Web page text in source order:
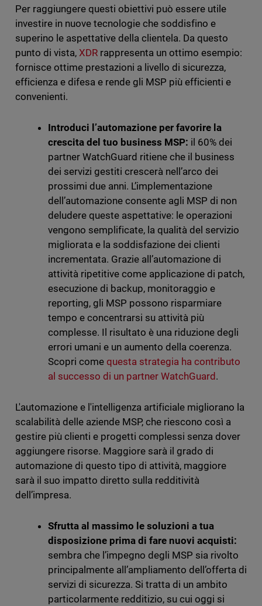
Per raggiungere questi obiettivi può essere utile
investire in nuove tecnologie che soddisfino e
superino le aspettative della clientela. Da questo
punto di vista, XDRrappresenta un ottimo esempio:
fornisce ottime prestazioni a livello di sicurezza,
efficienza e difesa e rende gli MSP più efficienti e
convenienti.
Introduci l’automazione per favorire la
crescita del tuo business MSP: il 60% dei
partner WatchGuard ritiene che il business
dei servizi gestiti crescerà nell’arco dei
prossimi due anni. L’implementazione
dell’automazione consente agli MSP di non
deludere queste aspettative: le operazioni
vengono semplificate, la qualità del servizio
migliorata e la soddisfazione dei clienti
incrementata. Grazie all’automazione di
attività ripetitive come applicazione di patch,
esecuzione di backup, monitoraggio e
reporting, gli MSP possono risparmiare
tempo e concentrarsi su attività più
complesse. Il risultato è una riduzione degli
errori umani e un aumento della coerenza.
Scopri come questa strategia ha contributo
al successo di un partner WatchGuard .
L'automazione e l'intelligenza artificiale migliorano la
scalabilità delle aziende MSP, che riescono così a
gestire più clienti e progetti complessi senza dover
aggiungere risorse. Maggiore sarà il grado di
automazione di questo tipo di attività, maggiore
sarà il suo impatto diretto sulla redditività
dell’impresa.
Sfrutta al massimo le soluzioni a tua
disposizione prima di fare nuovi acquisti:
sembra che l’impegno degli MSP sia rivolto
principalmente all’ampliamento dell’offerta di
servizi di sicurezza. Si tratta di un ambito
particolarmente redditizio, su cui oggi si